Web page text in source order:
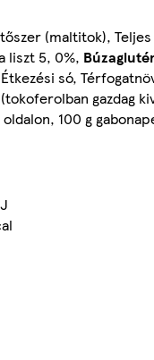
(maltitok),
liszt 5, 0%,
só,
gazdag
100 g